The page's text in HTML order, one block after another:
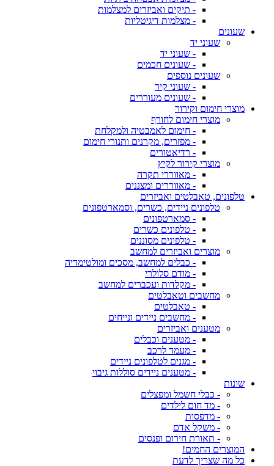
- תיקים ואביזרים למצלמות
- מצלמות דיגיטליות
שעונים
שעוני יד
- שעוני יד
- שעונים חכמים
שעונים נוספים
- שעוני קיר
- שעונים מעוררים
מוצרי חימום וקירור
מוצרי חימום לחורף
- חימום לאמבטיה ולמקלחת
- מפזרים, מקרנים ותנורי חימום
- רדיאטורים
מוצרי קירור לקיץ
- מאווררי תקרה
- מאווררים ומצננים
טלפונים, טאבלטים ואביזרים
טלפונים ניידים, כשרים, וסמארטפונים
- סמארטפונים
- טלפונים כשרים
- טלפונים מסוננים
מוצרים ואביזרים למחשב
- כבלים למחשב, מסכים ומולטימדיה
- מודם סלולרי
- מקלדות ועכברים למחשב
מחשבים וטאבלטים
- טאבלטים
- מחשבים ניידים ונייחים
מטענים ואביזרים
- מטענים וכבלים
- מעמד לרכב
- מגנים לטלפונים ניידים
- מטענים ניידים סוללות גיבוי
שונות
- כבלי חשמל ומפצלים
- מד חום לילדים
- מדפסות
- משקל אדם
- תאורת חירום ופנסים
המוצרים החמים!
כל מה שצריך לדעת